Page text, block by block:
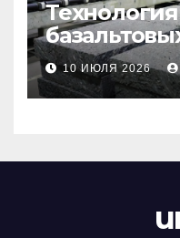
по ГОСТ
10 ИЮЛЯ 2026